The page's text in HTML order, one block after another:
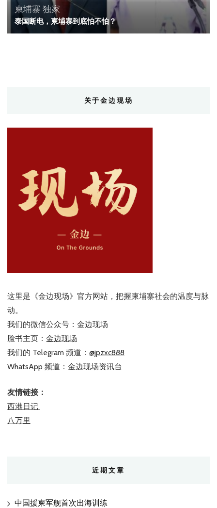
柬埔寨 独家
泰国断电，柬埔寨到底怕不怕？
关于金边现场
这里是《金边现场》官方网站，把握柬埔寨社会的温度与脉
动。
我们的微信公众号：金边现场
脸书主页： 金边现场
我们的 Telegram 频道： @jpzxc888
WhatsApp 频道： 金边现场资讯台
友情链接：
西港日记
八万里
近期文章
中国援柬军舰首次出海训练